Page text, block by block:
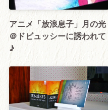
アニメ「放浪息子」月の光
＠ドビュッシーに誘われて
♪